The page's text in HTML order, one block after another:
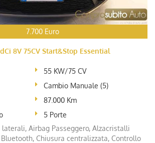
7.700 Euro
8V 75CV Start&Stop Essential
55 KW/75 CV
Cambio Manuale (5)
87.000 Km
5 Porte
laterali, Airbag Passeggero, Alzacristalli
Chiusura centralizzata, Controllo